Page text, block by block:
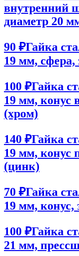
внутренний
диаметр 20
90 ₽Гайка
19 мм,
100 ₽Гайка
19 мм, конус
(хром)
140 ₽Гайка
19 мм, конус
(цинк)
70 ₽Гайка
19 мм, конус,
100 ₽Гайка
21 мм,